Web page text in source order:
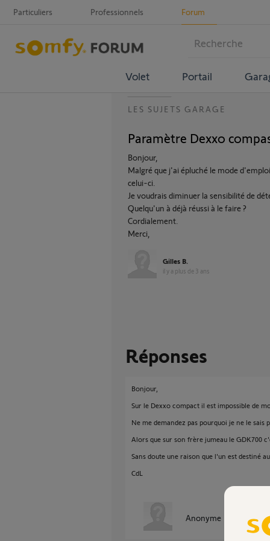
Particuliers Professionnels Forum
Volet Portail
LES SUJETS GARAGE
Paramètre Dexxo
Bonjour,
Malgré que j'ai épluché le mode
celui-ci.
Je voudrais diminuer la sensibilité de
Quelqu'un à déjà réussi à le faire ?
Cordialement.
Merci,
Gilles B.
il y a plus de 3 ans
Réponses
Bonjour,
Sur le Dexxo compact il est impossible de
Ne me demandez pas pourquoi je ne le sais
Alors que sur son frère jumeau le GDK700
Sans doute une raison que l'un est destiné
CdL
Anonyme il y a plus de